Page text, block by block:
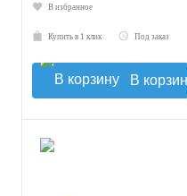
В избранное
Купить в 1 клик Под заказ
В